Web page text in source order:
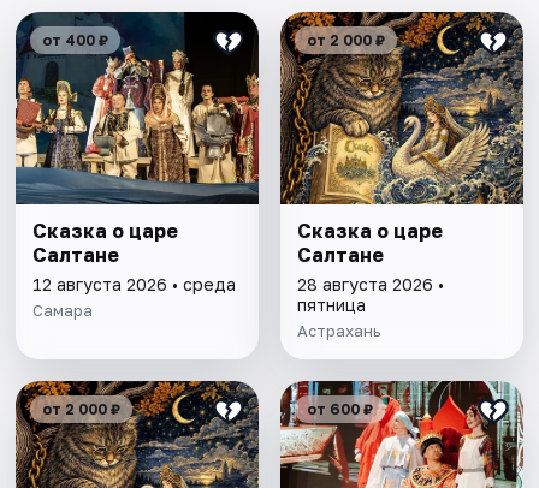
от 400 ₽
Сказка о царе
Салтане
12 августа 2026 • среда
Самара
от 2 000 ₽
Сказка о царе
Салтане
28 августа 2026 •
пятница
Астрахань
от 2 000 ₽ от 600 ₽